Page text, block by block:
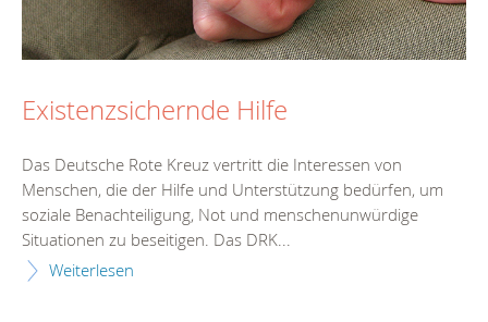
Existenzsichernde Hilfe
Das Deutsche Rote Kreuz vertritt die Interessen von
Menschen, die der Hilfe und Unterstützung bedürfen, um
soziale Benachteiligung, Not und menschenunwürdige
Situationen zu beseitigen. Das DRK...
Weiterlesen